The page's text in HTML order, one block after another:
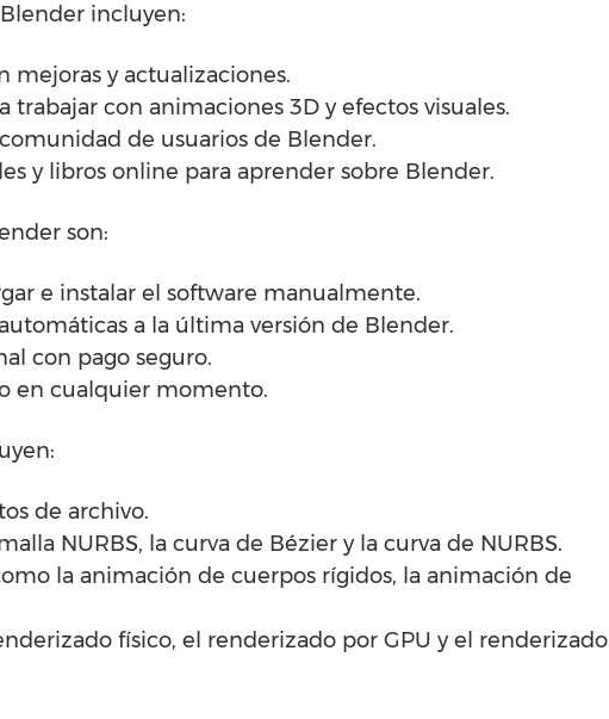
incluyen:
mejoras y actualizaciones.
trabajar con animaciones 3D y efectos visuales.
de usuarios de Blender.
y libros online para aprender sobre Blender.
son:
e instalar el software manualmente.
a la última versión de Blender.
con pago seguro.
en cualquier momento.
de archivo.
NURBS, la curva de Bézier y la curva de NURBS.
la animación de cuerpos rígidos, la animación de
físico, el renderizado por GPU y el renderizado